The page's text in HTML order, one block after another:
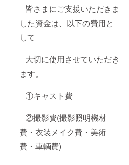
皆さまにご支援いただきま
した資金は、以下の費用と
して
大切に使用させていただき
ます。
①キャスト費
②撮影費(撮影照明機材
費・衣装メイク費・美術
費・車輌費)